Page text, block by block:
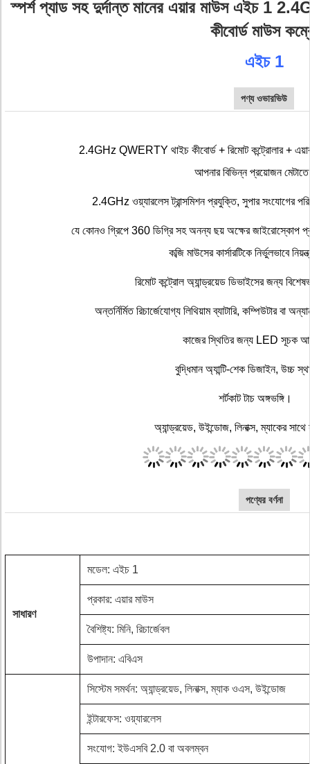
স্পর্শ প্যাড সহ দুর্দান্ত মানের এয়ার মাউস এইচ 1
কীবোর্ড মাউস
এইচ 1
পণ্য ওভারভিউ
2.4GHz QWERTY থাইচ কীবোর্ড + রিমোট কন্ট্রোলার +
আপনার বিভিন্ন প্রয়োজন
2.4GHz ওয়্যারলেস ট্রান্সমিশন প্রযুক্তি, সুপার সংযোগের
যে কোনও গ্রিপে 360 ডিগ্রি সহ অনন্য ছয় অক্ষের জাইরোস্কোপ
কব্জি মাউসের কার্সারটিকে নির্ভুলভাবে
রিমোট কন্ট্রোল অ্যান্ড্রয়েড ডিভাইসের জন্য
অন্তর্নির্মিত রিচার্জেযোগ্য লিথিয়াম ব্যাটারি, কম্পিউটার বা
কাজের স্থিতির জন্য LED সূচক
বুদ্ধিমান অ্যান্টি-শেক ডিজাইন, উচ্চ
শর্টকাট টাচ অঙ্গভঙ্গি।
অ্যান্ড্রয়েড, উইন্ডোজ, লিনাক্স, ম্যাকের সাথে
পণ্যের বর্ণনা
সাধারণ
মডেল: এইচ 1
প্রকার: এয়ার মাউস
বৈশিষ্ট্য: মিনি, রিচার্জেবল
উপাদান: এবিএস
সিস্টেম সমর্থন: অ্যান্ড্রয়েড, লিনাক্স, ম্যাক ওএস, উইন্ডোজ
ইন্টারফেস: ওয়্যারলেস
সংযোগ: ইউএসবি 2.0 বা অবলম্বন